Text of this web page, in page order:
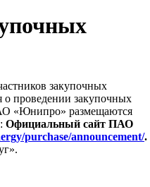
закупочных
о проведении закупочных
«Юнипро» размещаются
Официальный сайт ПАО
purchase/announcement/.